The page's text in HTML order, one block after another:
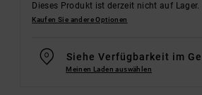
Dieses Produkt ist derzeit nicht auf Lager.
Kaufen Sie andere Optionen
Siehe Verfügbarkeit im
Meinen Laden auswählen